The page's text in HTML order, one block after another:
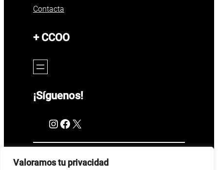
Valoramos tu privacidad
Contacta
+ CCOO
¡Síguenos!
Instagram Facebook X